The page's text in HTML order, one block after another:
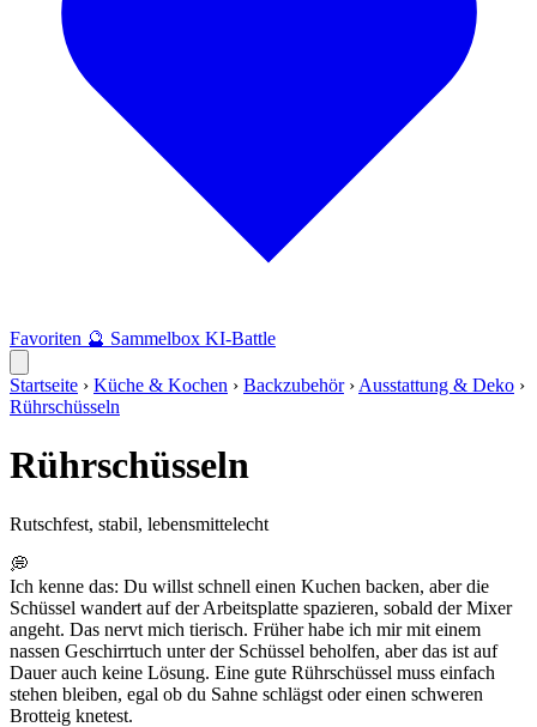
Favoriten 🔮 Sammelbox KI-Battle
Startseite › Küche & Kochen › Backzubehör › Ausstattung & Deko ›
Rührschüsseln
Rührschüsseln
Rutschfest, stabil, lebensmittelecht
💭
Ich kenne das: Du willst schnell einen Kuchen backen, aber die
Schüssel wandert auf der Arbeitsplatte spazieren, sobald der Mixer
angeht. Das nervt mich tierisch. Früher habe ich mir mit einem
nassen Geschirrtuch unter der Schüssel beholfen, aber das ist auf
Dauer auch keine Lösung. Eine gute Rührschüssel muss einfach
stehen bleiben, egal ob du Sahne schlägst oder einen schweren
Brotteig knetest.